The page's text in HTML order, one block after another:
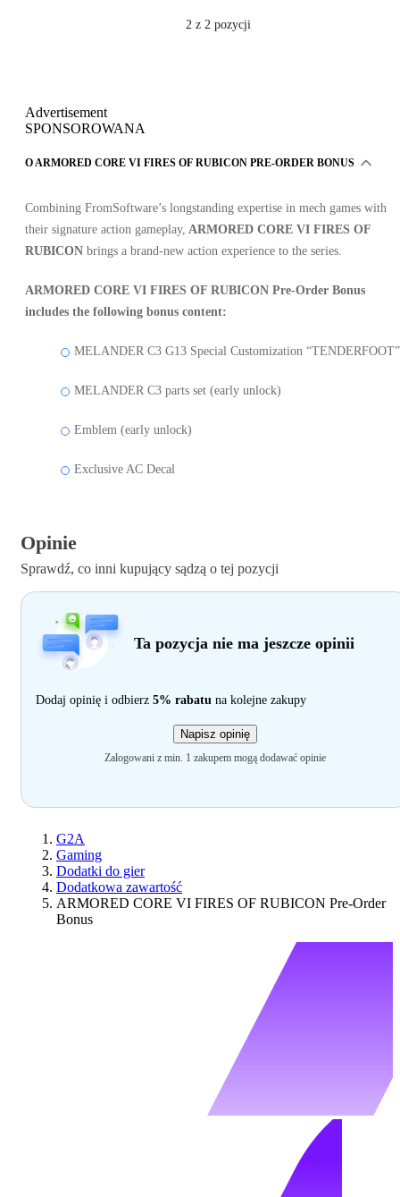
2 z 2 pozycji
Advertisement
SPONSOROWANA
O ARMORED CORE VI FIRES OF RUBICON PRE-ORDER BONUS
Combining FromSoftware’s longstanding expertise in mech games with
their signature action gameplay, ARMORED CORE VI FIRES OF
RUBICON brings a brand-new action experience to the series.
ARMORED CORE VI FIRES OF RUBICON Pre-Order Bonus
includes the following bonus content:
MELANDER C3 G13 Special Customization “TENDERFOOT”
MELANDER C3 parts set (early unlock)
Emblem (early unlock)
Exclusive AC Decal
Opinie
Sprawdź, co inni kupujący sądzą o tej pozycji
Ta pozycja nie ma jeszcze opinii
Dodaj opinię i odbierz 5% rabatu na kolejne zakupy
Napisz opinię
Zalogowani z min. 1 zakupem mogą dodawać opinie
G2A
Gaming
Dodatki do gier
Dodatkowa zawartość
ARMORED CORE VI FIRES OF RUBICON Pre-Order
Bonus